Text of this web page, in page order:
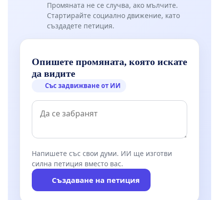
Промяната не се случва, ако мълчите.
Стартирайте социално движение, като
създадете петиция.
Опишете промяната, която искате
да видите
Със задвижване от ИИ
Напишете със свои думи. ИИ ще изготви
силна петиция вместо вас.
Създаване на петиция